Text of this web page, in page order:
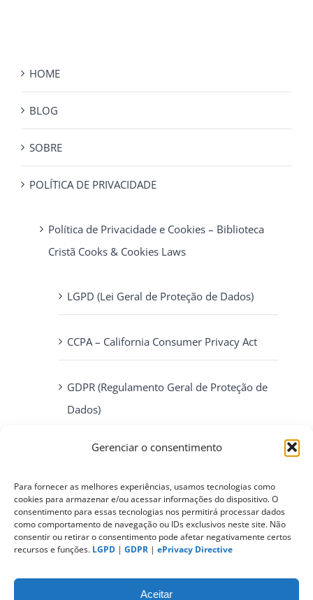
Gerenciar o consentimento
Para fornecer as melhores experiências, usamos tecnologias como
cookies para armazenar e/ou acessar informações do dispositivo. O
consentimento para essas tecnologias nos permitirá processar dados
como comportamento de navegação ou IDs exclusivos neste site. Não
consentir ou retirar o consentimento pode afetar negativamente certos
recursos e funções. LGPD | GDPR | ePrivacy Directive
Aceitar
HOME
BLOG
SOBRE
POLÍTICA DE PRIVACIDADE
Política de Privacidade e Cookies – Biblioteca
Cristã Cooks & Cookies Laws
LGPD (Lei Geral de Proteção de Dados)
CCPA – California Consumer Privacy Act
GDPR (Regulamento Geral de Proteção de
Dados)
ePrivacy Directive (Diretiva ePrivacidade)
PIPEDA (Personal Information Protection
and Electronic Documents Act)
CONTATO